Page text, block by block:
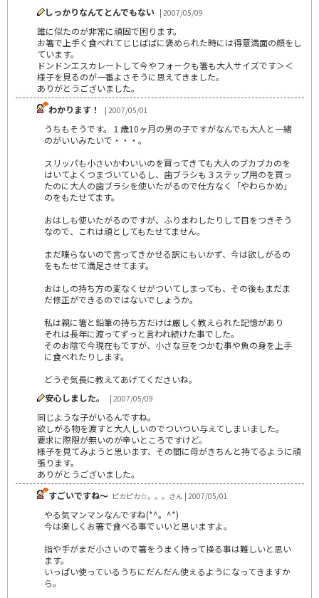
しっかりなんてとんでもない | 2007/05/09
誰に似たのが非常に頑固で困ります。
お箸で上手く食べれてじじばばに褒められた時には得意満面の顔をし
ています。
ドンドンエスカレートして今やフォークも箸も大人サイズです＞＜
様子を見るのが一番よさそうに思えてきました。
ありがとうございました。
わかります！
| 2007/05/01
うちもそうです。１歳10ヶ月の男の子ですがなんでも大人と一緒
のがいいみたいで・・・。
スリッパも小さいかわいいのを買ってきても大人のブカブカのを
はいてよくつまづいているし、歯ブラシも３ステップ用のを買っ
たのに大人の歯ブラシを使いたがるので仕方なく「やわらかめ」
のをもたせてます。
おはしも使いたがるのですが、ふりまわしたりして目をつきそう
なので、これは頑としてもたせてません。
まだ喋らないので言ってきかせる訳にもいかず、今は欲しがるの
をもたせて満足させてます。
おはしの持ち方の変なくせがついてしまっても、その後もまだま
だ修正ができるのではないでしょうか。
私は親に箸と鉛筆の持ち方だけは厳しく教えられた記憶があり
それは長年に渡ってずっと言われ続けた事でした。
そのお陰で今現在もですが、小さな豆をつかむ事や魚の身を上手
に食べれたりします。
どうぞ気長に教えてあげてくださいね。
安心しました。
| 2007/05/09
同じような子がいるんですね。
欲しがる物を渡すと大人しいのでついつい与えてしまいました。
要求に際限が無いのが辛いところですけど。
様子を見てみようと思います、その間に母がきちんと持てるように頑
張ります。
ありがとうございました。
すごいですね～ ピカピカ☆。。。さん | 2007/05/01
やる気マンマンなんですね(*^。^*)
今は楽しくお箸で食べる事でいいと思いますよ。
指や手がまだ小さいので箸をうまく持って操る事は難しいと思い
ます。
いっぱい使っているうちにだんだん使えるようになってきますか
ら。